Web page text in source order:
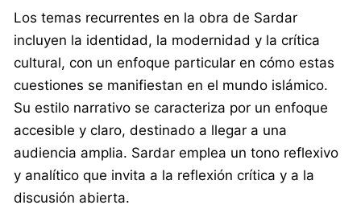
Los temas recurrentes en la obra de Sardar
incluyen la identidad, la modernidad y la crítica
cultural, con un enfoque particular en cómo estas
cuestiones se manifiestan en el mundo islámico.
Su estilo narrativo se caracteriza por un enfoque
accesible y claro, destinado a llegar a una
audiencia amplia. Sardar emplea un tono reflexivo
y analítico que invita a la reflexión crítica y a la
discusión abierta.